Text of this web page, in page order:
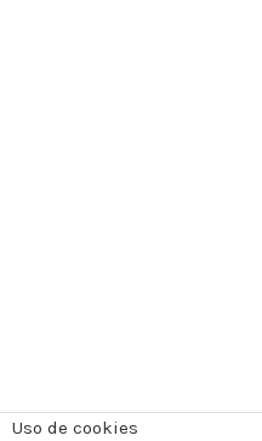
Uso de cookies